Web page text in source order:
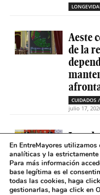
Aeste
de la
CUIDADOS
julio 17,
La
cinco
SOLEDAD
En EntreMayores
analíticas y la
Para más información
base legítima es el
todas las cookies, haga
gestionarlas, haga click en